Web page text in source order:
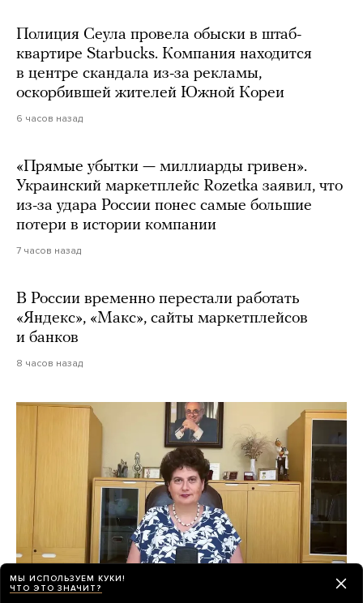
Полиция Сеула провела обыски в штаб-
квартире Starbucks. Компания находится
в центре скандала из-за рекламы,
оскорбившей жителей Южной Кореи
6 часов назад
«Прямые убытки — миллиарды гривен».
Украинский маркетплейс Rozetka заявил, что
из-за удара России понес самые большие
потери в истории компании
7 часов назад
В России временно перестали работать
«Яндекс», «Макс», сайты маркетплейсов
и банков
8 часов назад
МЫ ИСПОЛЬЗУЕМ КУКИ!
ЧТО ЭТО ЗНАЧИТ?